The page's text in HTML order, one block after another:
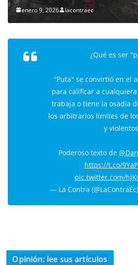
enero 9, 2026 lacontraec
¿Qué es ser
"Puta" se convirtió en el
para calificar a
trabaja o tiene la osadía
los arbitrarios límites de
y
Poderoso texto de
https://t.co/
pic.twitter.com/
— La Contra (@LaContraEc)
Opinión: lee sus artículos